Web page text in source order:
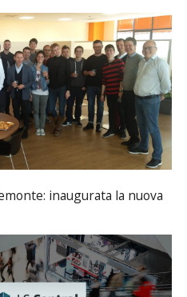
inaugurata la nuova